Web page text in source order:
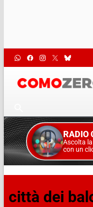
RADIO
Ascolta
con un
città dei